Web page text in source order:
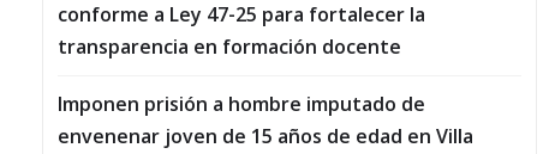
conforme a Ley 47-25 para fortalecer la
transparencia en formación docente
Imponen prisión a hombre imputado de
envenenar joven de 15 años de edad en Villa